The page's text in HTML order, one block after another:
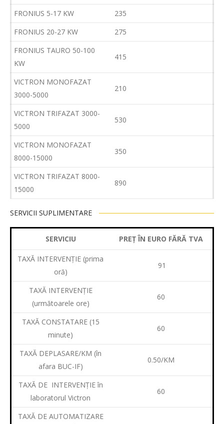
FRONIUS 5-17 KW
235
FRONIUS 20-27 KW
275
FRONIUS TAURO 50-100
KW
415
VICTRON MONOFAZAT
3000-5000
210
VICTRON TRIFAZAT 3000-
5000
530
VICTRON MONOFAZAT
8000-15000
350
VICTRON TRIFAZAT 8000-
15000
890
SERVICII SUPLIMENTARE
SERVICIU PREȚ ÎN EURO FĂRĂ TVA
TAXĂ INTERVENȚIE (prima
oră)
91
TAXĂ INTERVENȚIE
(următoarele ore)
60
TAXĂ CONSTATARE (15
minute)
60
TAXĂ DEPLASARE/KM (în
afara BUC-IF)
0.50/KM
TAXĂ DE INTERVENȚIE în
laboratorul Victron
60
TAXĂ DE AUTOMATIZARE